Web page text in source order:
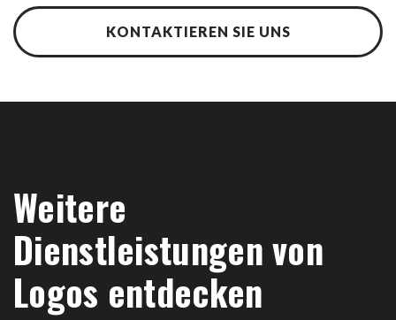
KONTAKTIEREN SIE UNS
Weitere
Dienstleistungen von
Logos entdecken